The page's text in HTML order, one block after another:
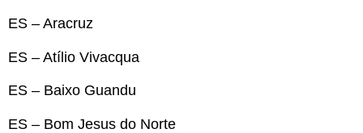
ES – Aracruz
ES – Atílio Vivacqua
ES – Baixo Guandu
ES – Bom Jesus do Norte